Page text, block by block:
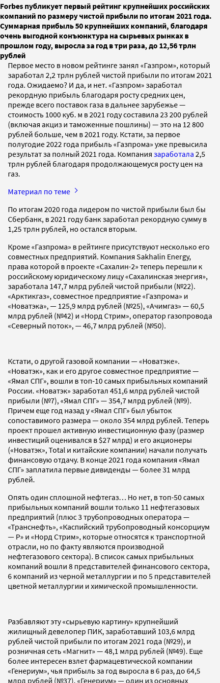
Forbes публикует первый рейтинг крупнейших российских
компаний по размеру чистой прибыли по итогам 2021 года.
Суммарная прибыль 50 крупнейших компаний, благодаря
очень выгодной конъюнктура на сырьевых рынках в
прошлом году, выросла за год в три раза, до 12,56 трлн
рублей
Первое место в новом рейтинге занял «Газпром», который
заработал 2,2 трлн рублей чистой прибыли по итогам 2021
года. Ожидаемо? И да, и нет. «Газпром» заработал
рекордную прибыль благодаря росту средних цен,
прежде всего поставок газа в дальнее зарубежье —
стоимость 1000 куб. м в 2021 году составила 23 200 рублей
(включая акциз и таможенные пошлины) — это на 12 800
рублей больше, чем в 2021 году. Кстати, за первое
полугодие 2022 года прибыль «Газпрома» уже превысила
результат за полный 2021 года. Компания заработала 2,5
трлн рублей благодаря продолжающемуся росту цен на
газ.
Материал по теме
По итогам 2020 года лидером по чистой прибыли был бы
Сбербанк, в 2021 году банк заработал рекордную сумму в
1,25 трлн рублей, но остался вторым.
Кроме «Газпрома» в рейтинге присутствуют несколько его
совместных предприятий. Компания Sakhalin Energy,
права которой в проекте «Сахалин-2» теперь перешли к
российскому юридическому лицу «Сахалинская энергия»,
заработала 147,7 млрд рублей чистой прибыли (№22).
«Арктикгаз», совместное предприятие «Газпрома» и
«Новатэка», — 125,9 млрд рублей (№25), «Ачимгаз» — 60,5
млрд рублей (№42) и «Норд Стрим», оператор газопровода
«Северный поток», — 46,7 млрд рублей (№50).
Кстати, о другой газовой компании — «Новатэке».
«Новатэк», как и его другое совместное предприятие —
«Ямал СПГ», вошли в топ-10 самых прибыльных компаний
России. «Новатэк» заработал 451,6 млрд рублей чистой
прибыли (№7), «Ямал СПГ» — 354,7 млрд рублей (№9).
Причем еще год назад у «Ямал СПГ» был убыток
сопоставимого размера — около 354 млрд рублей. Теперь
проект прошел активную инвестиционную фазу (размер
инвестиций оценивался в $27 млрд) и его акционеры
(«Новатэк», Total и китайские компании) начали получать
финансовую отдачу. В конце 2021 года компания «Ямал
СПГ» заплатила первые дивиденды — более 31 млрд
рублей.
Опять один сплошной нефтегаз… Но нет, в топ-50 самых
прибыльных компаний вошли только 11 нефтегазовых
предприятий (плюс 3 трубопроводных оператора —
«Транснефть», «Каспийский трубопроводный консорциум
— Р» и «Норд Стрим», которые относятся к транспортной
отрасли, но по факту являются производной
нефтегазового сектора). В список самых прибыльных
компаний вошли 8 представителей финансового сектора,
6 компаний из черной металлургии и по 5 представителей
цветной металлургии и химической промышленности.
Разбавляют эту «сырьевую картину» крупнейший
жилищный девелопер ПИК, заработавший 103,6 млрд
рублей чистой прибыли по итогам 2021 года (№29), и
розничная сеть «Магнит» — 48,1 млрд рублей (№49). Еще
более интересен взлет фармацевтической компании
«Генериум», чья прибыль за год выросла в 6 раз, до 64,5
млрд рублей (№37). «Генериум» — один из основных